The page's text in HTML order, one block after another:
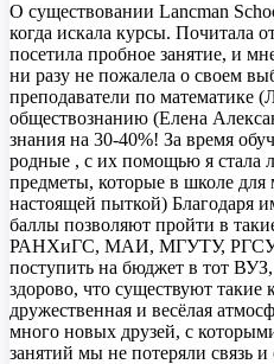
О существовании Lancman
когда искала курсы. Почитала
посетила пробное занятие, и
ни разу не пожалела о своем
преподаватели по математике
обществознанию (Елена
знания на 30-40%! За время
родные , с их помощью я стала
предметы, которые в школе для
настоящей пыткой) Благодаря
баллы позволяют пройти в
РАНХиГС, МАИ, МГУТУ, РГСУ,
поступить на бюджет в тот
здорово, что существуют такие
дружественная и весёлая
много новых друзей, с
занятий мы не потеряли связь